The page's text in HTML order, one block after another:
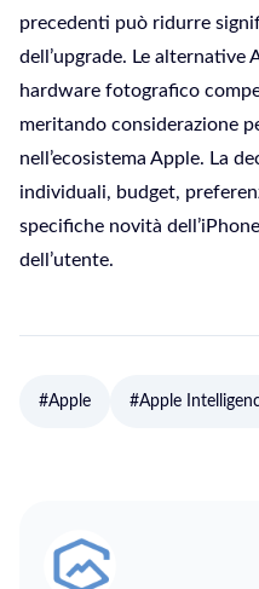
precedenti può ridurre
dell’upgrade. Le
hardware fotografico
meritando considerazione
nell’ecosistema Apple. La
individuali, budget,
specifiche novità
dell’utente.
#Apple #Apple